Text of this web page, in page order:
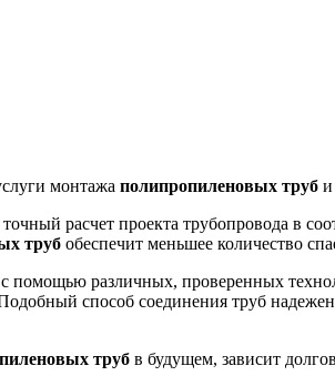
монтажа полипропиленовых труб и
расчет проекта трубопровода в
труб обеспечит меньшее количество
помощью различных, проверенных
способ соединения труб
труб в будущем, зависит